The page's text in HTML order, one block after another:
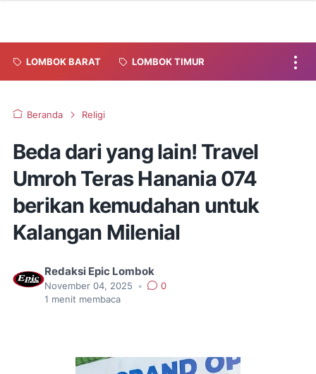
LOMBOK BARAT LOMBOK TIMUR
Beranda Religi
Beda dari yang lain! Travel
Umroh Teras Hanania 074
berikan kemudahan untuk
Kalangan Milenial
Redaksi Epic Lombok
November 04, 2025 •
0
1 menit membaca